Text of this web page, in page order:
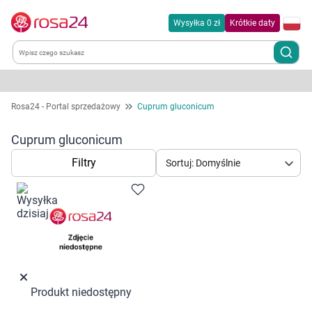
Wysyłka 0 zł Krótkie daty
Kategorie
Chemia gospodarcza
Dla zwierząt
Dom i ogród
Kobieta w ciąży i mama
Rosa24 - Portal sprzedażowy Cuprum gluconicum
Cuprum gluconicum
Filtry Sortuj: Domyślnie
Produkt niedostępny